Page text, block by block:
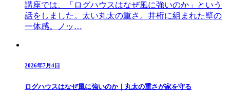
講座では、「ログハウスはなぜ風に強いのか」という
話をしました。太い丸太の重さ。井桁に組まれた壁の
一体感。ノッ…
2026年7月4日
ログハウスはなぜ風に強いのか｜丸太の重さが家を守る